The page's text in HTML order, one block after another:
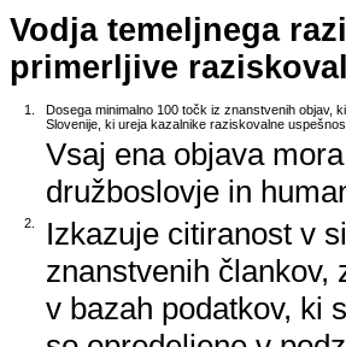
Vodja temeljnega
primerljive
1.
Dosega minimalno 100 točk iz znanstvenih objav,
Slovenije, ki ureja kazalnike raziskovalne
Vsaj ena objava
družboslovje in
2.
Izkazuje citiranost v
znanstvenih člankov,
v bazah podatkov, ki